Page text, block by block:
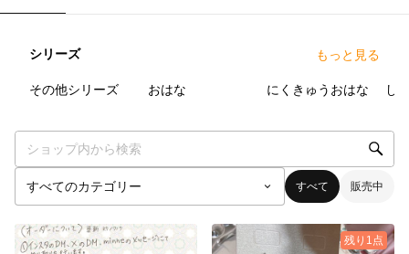
シリーズ もっと見る
その他シリーズ おはな にくきゅうおはな し
すべて 販売中
残り1点